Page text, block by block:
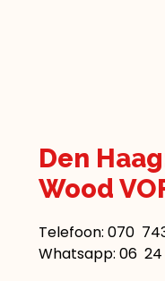
Den
Wood
Telefoon:070
Whatsapp: 06 24